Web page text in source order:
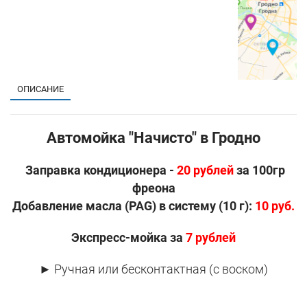
ОПИСАНИЕ
Автомойка "Начисто" в Гродно
Заправка кондиционера - 20 рублейза 100гр
фреона
Добавление масла (PAG) в систему (10 г): 10 руб.
Экспресс-мойка за 7 рублей
► Ручная или бесконтактная (с воском)